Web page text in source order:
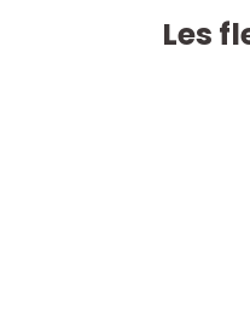
Les